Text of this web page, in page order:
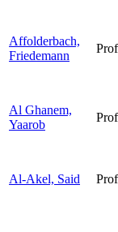
Affolderbach,
Friedemann
Al Ghanem,
Yaarob
Al-Akel, Said